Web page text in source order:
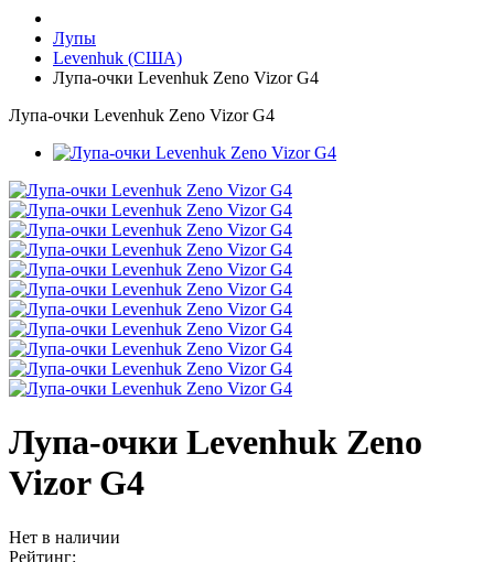
Лупы
Levenhuk (США)
Лупа-очки Levenhuk Zeno Vizor G4
Лупа-очки Levenhuk Zeno Vizor G4
Лупа-очки Levenhuk Zeno
Vizor G4
Нет в наличии
Рейтинг: